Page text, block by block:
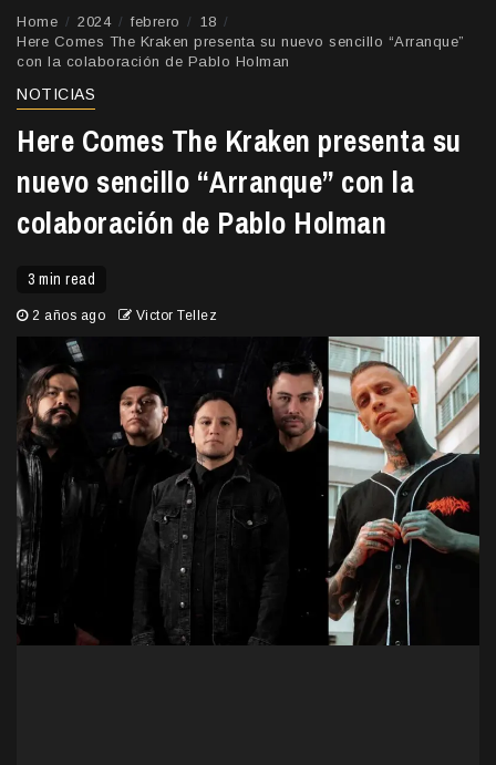
Home 2024 febrero
18
Here Comes The Kraken presenta su nuevo sencillo “Arranque”
con la colaboración de Pablo Holman
NOTICIAS
Here Comes The Kraken presenta su
nuevo sencillo “Arranque” con la
colaboración de Pablo Holman
3 min read
2 años ago Victor Tellez